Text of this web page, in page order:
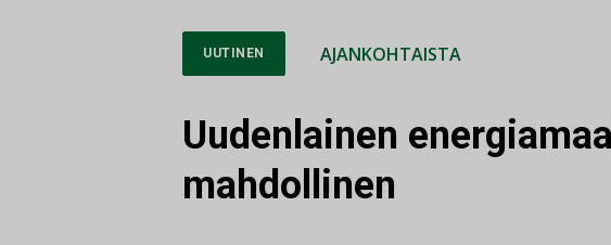
UUTINEN AJANKOHTAISTA
Uudenlainen
mahdollinen